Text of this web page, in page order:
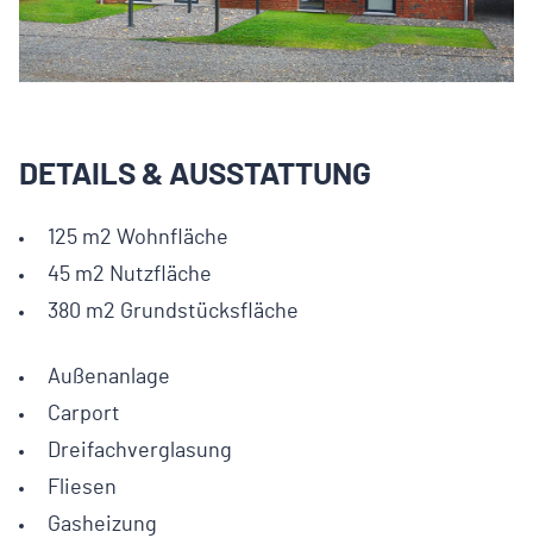
DETAILS & AUSSTATTUNG
125 m2 Wohnfläche
45 m2 Nutzfläche
380 m2 Grundstücksfläche
Außenanlage
Carport
Dreifachverglasung
Fliesen
Gasheizung